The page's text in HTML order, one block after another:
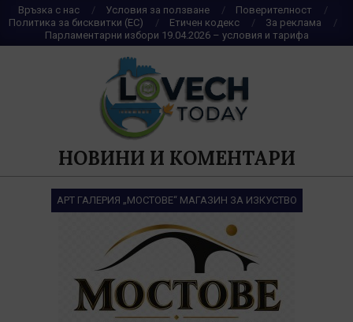
Skip
to
content
Връзка с нас Условия за ползване
Поверителност
Политика за бисквитки (ЕС)
Етичен кодекс
За реклама
Парламентарни избори 19.04.2026 – условия и тарифа
НОВИНИ И КОМЕНТАРИ
АРТ ГАЛЕРИЯ „МОСТОВЕ“ МАГАЗИН ЗА ИЗКУСТВО